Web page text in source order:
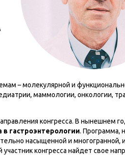
– молекулярной и
маммологии, онкологии,
конгресса. В нынешнем
гастроэнтерологии. Программа,
насыщенной и
конгресса найдет свое